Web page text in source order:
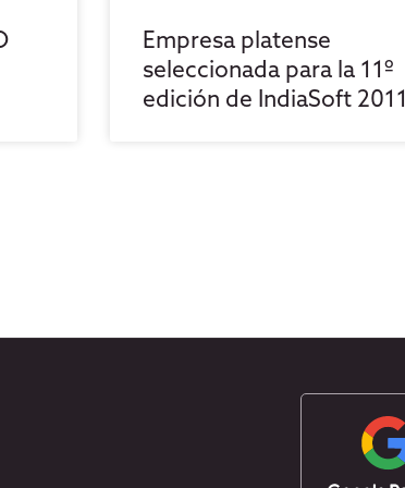
Empresa platense
seleccionada para la 11º
edición de IndiaSoft 2011